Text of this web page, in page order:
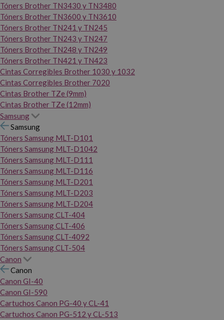
Tóners Brother TN3430 y TN3480
Tóners Brother TN3600 y TN3610
Tóners Brother TN241 y TN245
Tóners Brother TN243 y TN247
Tóners Brother TN248 y TN249
Tóners Brother TN421 y TN423
Cintas Corregibles Brother 1030 y 1032
Cintas Corregibles Brother 7020
Cintas Brother TZe (9mm)
Cintas Brother TZe (12mm)
Samsung
Samsung
Tóners Samsung MLT-D101
Tóners Samsung MLT-D1042
Tóners Samsung MLT-D111
Tóners Samsung MLT-D116
Tóners Samsung MLT-D201
Tóners Samsung MLT-D203
Tóners Samsung MLT-D204
Tóners Samsung CLT-404
Tóners Samsung CLT-406
Tóners Samsung CLT-4092
Tóners Samsung CLT-504
Canon
Canon
Canon GI-40
Canon GI-590
Cartuchos Canon PG-40 y CL-41
Cartuchos Canon PG-512 y CL-513